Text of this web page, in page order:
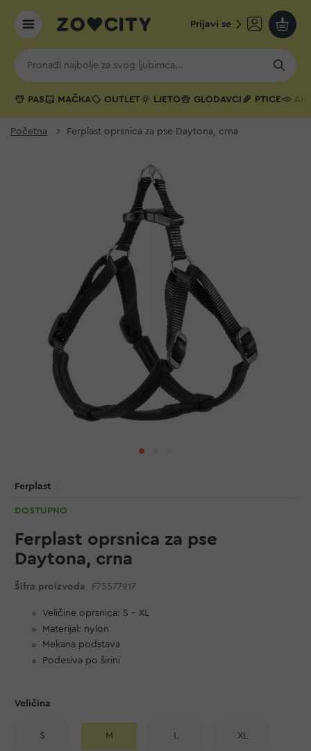
Prijavi se
Moja
PAS MAČKA OUTLET LJETO GLODAVCI PTICE
Početna Ferplast oprsnica za pse Daytona, crna
Ferplast
DOSTUPNO
Ferplast oprsnica za pse
Daytona, crna
Šifra proizvoda F75577917
Veličine oprsnica: S - XL
Materijal: nylon
Mekana podstava
Podesiva po širini
Veličina
S M L XL